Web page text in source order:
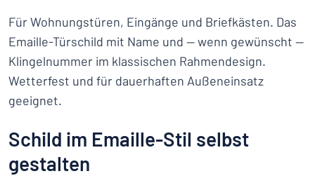
Für Wohnungstüren, Eingänge und Briefkästen. Das
Emaille-Türschild mit Name und — wenn gewünscht —
Klingelnummer im klassischen Rahmendesign.
Wetterfest und für dauerhaften Außeneinsatz
geeignet.
Schild im Emaille-Stil selbst
gestalten